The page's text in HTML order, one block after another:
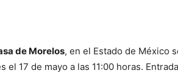
de Morelos, en el Estado de México
el 17 de mayo a las 11:00 horas.